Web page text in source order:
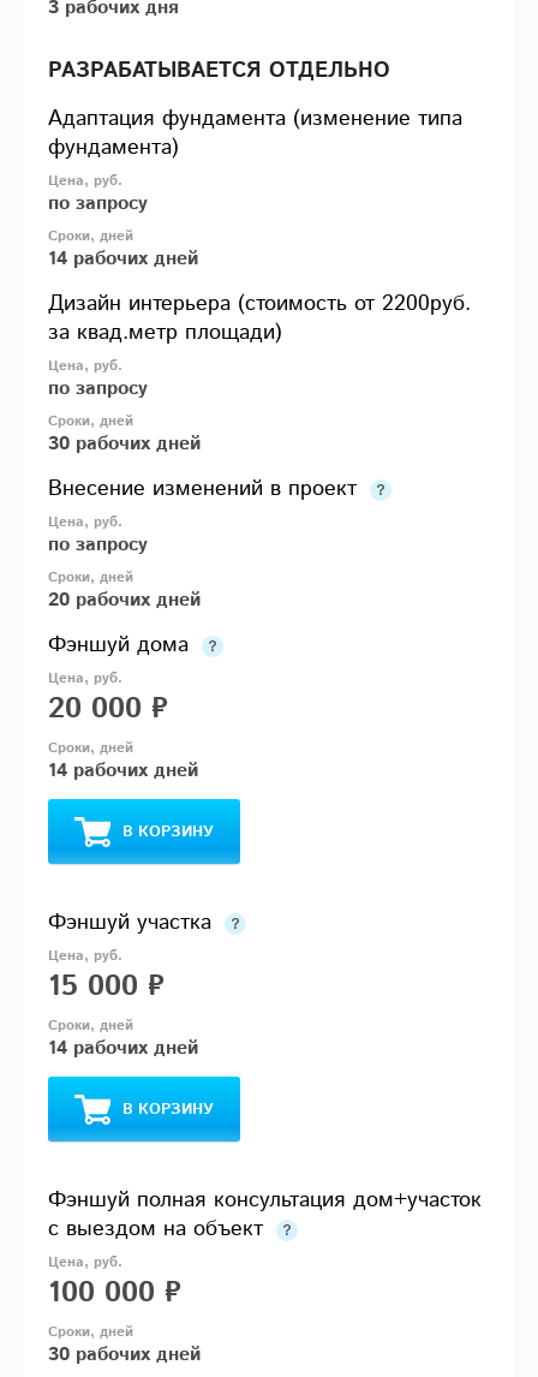
3 рабочих дня
РАЗРАБАТЫВАЕТСЯ ОТДЕЛЬНО
Адаптация фундамента (изменение типа
фундамента)
по запросу
14 рабочих дней
Дизайн интерьера (стоимость от 2200руб.
за квад.метр площади)
по запросу
30 рабочих дней
Внесение изменений в проект
по запросу
20 рабочих дней
Фэншуй дома
20 000 ₽
14 рабочих дней
В КОРЗИНУ
Фэншуй участка
15 000 ₽
14 рабочих дней
В КОРЗИНУ
Фэншуй полная консультация дом+участок
с выездом на объект
100 000 ₽
30 рабочих дней